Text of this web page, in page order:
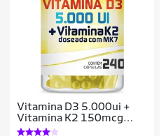
Vitamina D3 5.000ui +
Vitamina K2 150mcg
Com 240 Cápsulas